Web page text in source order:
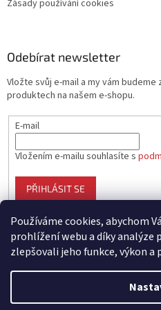
Používáme cookies, abychom
prohlížení webu a díky analýze
zlepšovali jeho funkce, výkon
Zásady používání cookies
Odebírat newsletter
Vložte svůj e-mail a my vám
produktech na našem e-shopu.
E-mail
Vložením e-mailu souhlasíte s
PŘIHLÁSIT SE